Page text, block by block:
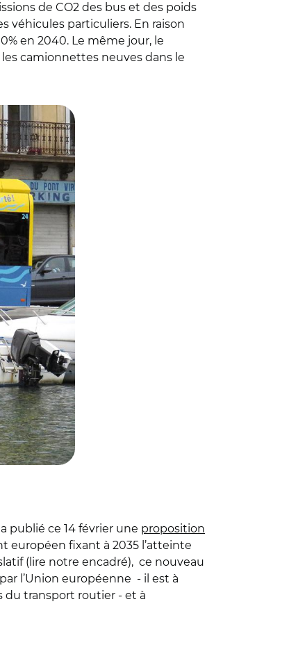
de CO2 des bus et des poids
véhicules particuliers. En raison
en 2040. Le même jour, le
camionnettes neuves dans le
publié ce 14 février une proposition
européen fixant à 2035 l’atteinte
(lire notre encadré), ce nouveau
l’Union européenne - il est à
du transport routier - et à